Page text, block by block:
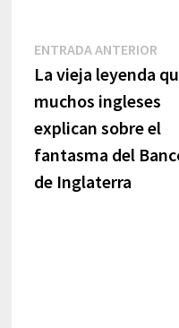
Navegación
de
entradas
ENTRADA ANTERIOR
La vieja leyenda
muchos ingleses
explican sobre el
fantasma del
de Inglaterra